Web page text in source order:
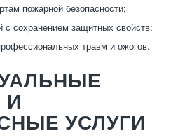
пожарной безопасности;
сохранением защитных свойств;
травм и ожогов.
И
УСЛУГИ